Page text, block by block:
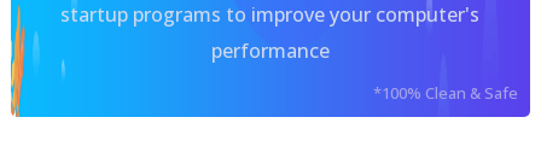
startup programs to improve your computer's
performance
*100% Clean & Safe